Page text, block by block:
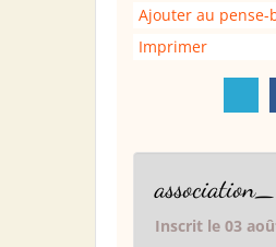
Ajouter au pense-
Imprimer
Inscrit le 03